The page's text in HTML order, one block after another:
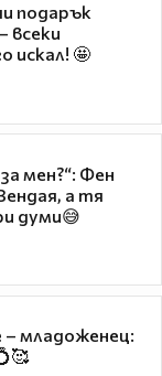
подарък
всеки
искал! 🤩
мен?“: Фен
а тя
думи😅
– младоженец: